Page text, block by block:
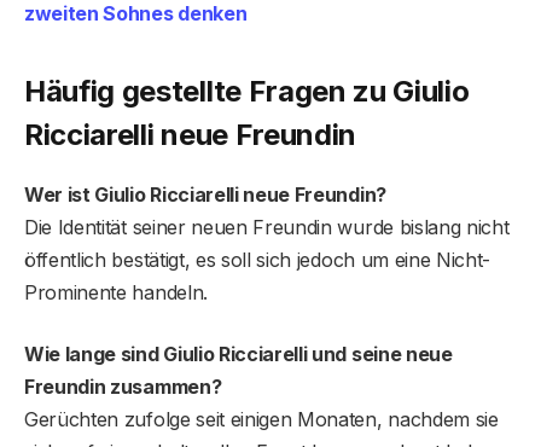
zweiten Sohnes denken
Häufig gestellte Fragen zu Giulio
Ricciarelli neue Freundin
Wer ist Giulio Ricciarelli neue Freundin?
Die Identität seiner neuen Freundin wurde bislang nicht
öffentlich bestätigt, es soll sich jedoch um eine Nicht-
Prominente handeln.
Wie lange sind Giulio Ricciarelli und seine neue
Freundin zusammen?
Gerüchten zufolge seit einigen Monaten, nachdem sie